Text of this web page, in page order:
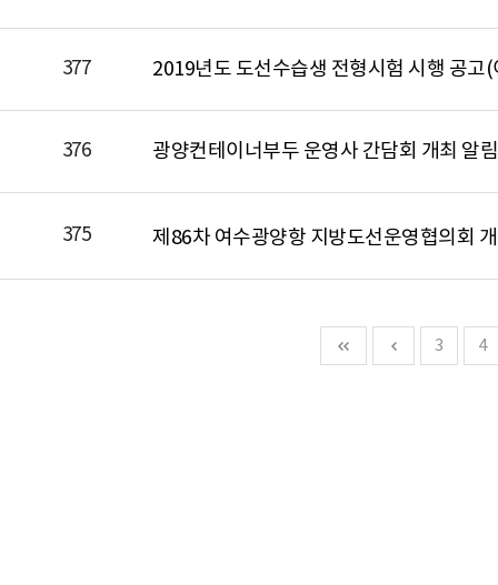
377 2019년도 도선수습생 전형시험 시행 공고(
376 광양컨테이너부두 운영사 간담회 개최 알
375 제86차 여수광양항 지방도선운영협의회
3 4